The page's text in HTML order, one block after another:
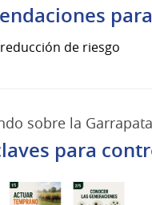
de riesgo
sobre la Garrapata
para